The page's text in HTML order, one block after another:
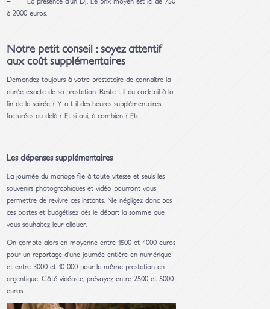
– La présence d’un DJ. Le prix moyen est ici de 750
à 2000 euros.
Notre petit conseil : soyez attentif
aux coût supplémentaires
Demandez toujours à votre prestataire de connaître la
durée exacte de sa prestation. Reste-t-il du cocktail à la
fin de la soirée ? Y-a-t-il des heures supplémentaires
facturées au-delà ? Et si oui, à combien ? Etc.
Les dépenses supplémentaires
La journée du mariage file à toute vitesse et seuls les
souvenirs photographiques et vidéo pourront vous
permettre de revivre ces instants. Ne négligez donc pas
ces postes et budgétisez dès le départ la somme que
vous souhaitez leur allouer.
On compte alors en moyenne entre 1500 et 4000 euros
pour un reportage d’une journée entière en numérique
et entre 3000 et 10 000 pour la même prestation en
argentique. Côté vidéaste, prévoyez entre 2500 et 5000
euros.